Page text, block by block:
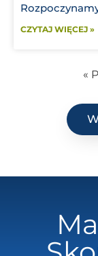
CZYTAJ WIĘCEJ »
«